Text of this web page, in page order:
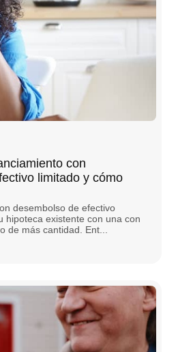
con
limitado y cómo
desembolso de efectivo
hipoteca existente con una con
de más cantidad. Ent...